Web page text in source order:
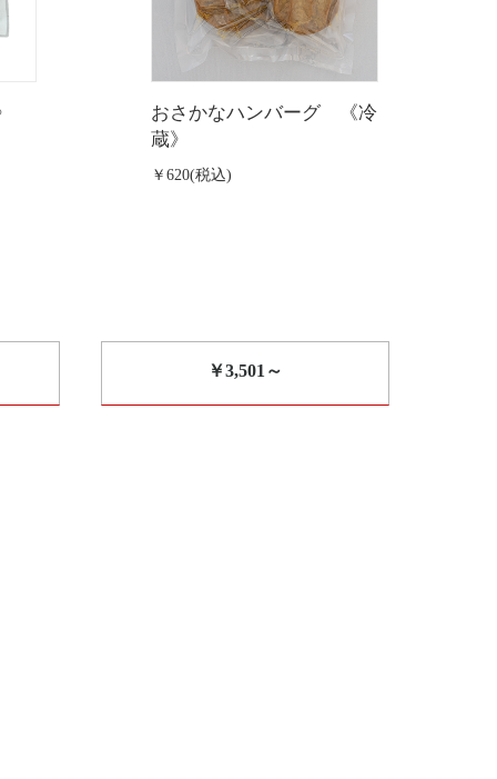
おさかなハンバーグ 《冷
蔵》
￥620(税込)
￥3,501～